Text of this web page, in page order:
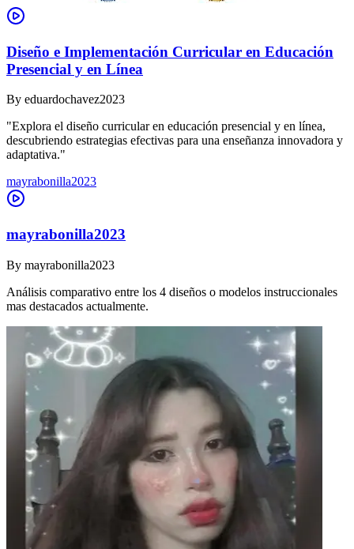
Diseño e Implementación Curricular en Educación
Presencial y en Línea
By eduardochavez2023
"Explora el diseño curricular en educación presencial y en línea,
descubriendo estrategias efectivas para una enseñanza innovadora y
adaptativa."
mayrabonilla2023
mayrabonilla2023
By mayrabonilla2023
Análisis comparativo entre los 4 diseños o modelos instruccionales
mas destacados actualmente.